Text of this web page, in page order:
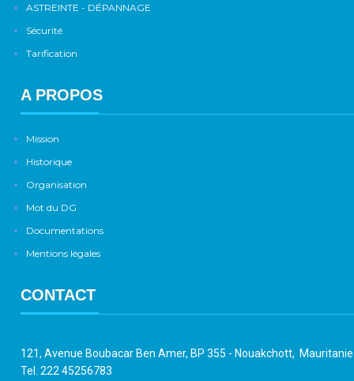
ASTREINTE - DÉPANNAGE
Sécurité
Tarification
A PROPOS
Mission
Historique
Organisation
Mot du DG
Documentations
Mentions légales
CONTACT
121, Avenue Boubacar Ben Amer, BP 355 - Nouakchott,
Tel. 222 45256783